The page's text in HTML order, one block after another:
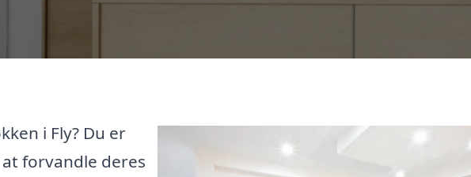
i Fly? Du er
forvandle deres